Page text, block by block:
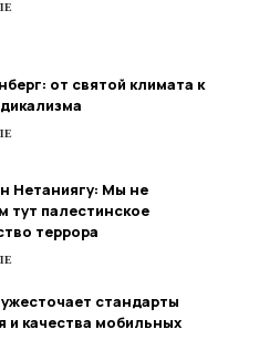
от святой климата к
Нетаниягу: Мы не
тут палестинское
террора
стандарты
и качества мобильных